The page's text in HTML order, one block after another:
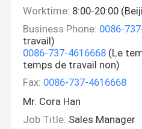
Worktime: 8:00-20:00
Business Phone: 0086-
travail)
0086-737-4616668 (Le
temps de travail non)
Fax: 0086-737-4616668
Mr. Cora Han
Job Title: Sales Manager